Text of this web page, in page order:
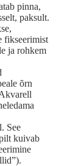
pinna,
paksult.
fikseerimist
ja rohkem
õrn
See
kuivab